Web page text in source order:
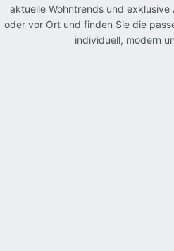
aktuelle Wohntrends und
oder vor Ort und finden Sie die
individuell, modern